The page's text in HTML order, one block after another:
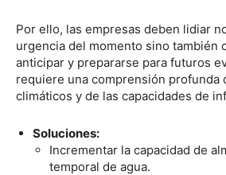
Por ello, las empresas deben lidiar
urgencia del momento sino también
anticipar y prepararse para futuros
requiere una comprensión profunda
climáticos y de las capacidades de
Soluciones:
Incrementar la capacidad de
temporal de agua.